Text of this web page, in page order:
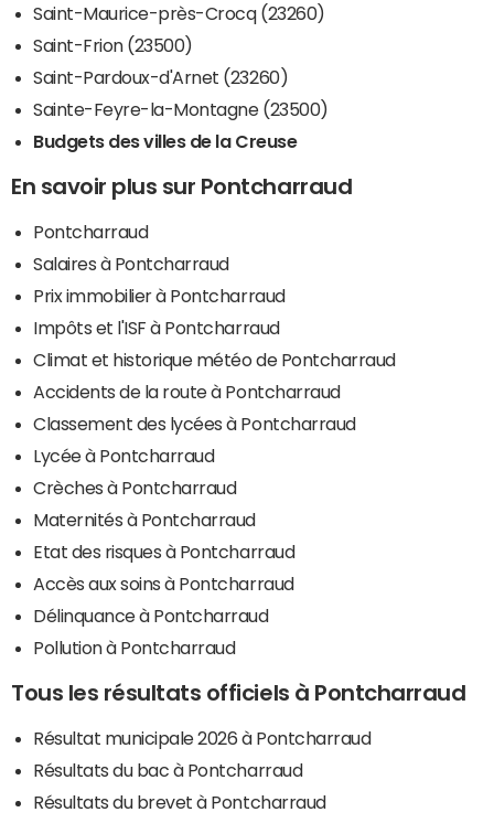
Saint-Maurice-près-Crocq (23260)
Saint-Frion (23500)
Saint-Pardoux-d'Arnet (23260)
Sainte-Feyre-la-Montagne (23500)
Budgets des villes de la Creuse
En savoir plus sur Pontcharraud
Pontcharraud
Salaires à Pontcharraud
Prix immobilier à Pontcharraud
Impôts et l'ISF à Pontcharraud
Climat et historique météo de Pontcharraud
Accidents de la route à Pontcharraud
Classement des lycées à Pontcharraud
Lycée à Pontcharraud
Crèches à Pontcharraud
Maternités à Pontcharraud
Etat des risques à Pontcharraud
Accès aux soins à Pontcharraud
Délinquance à Pontcharraud
Pollution à Pontcharraud
Tous les résultats officiels à Pontcharraud
Résultat municipale 2026 à Pontcharraud
Résultats du bac à Pontcharraud
Résultats du brevet à Pontcharraud